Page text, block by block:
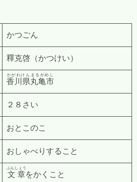
かつごん
釋克啓（かつけい）
香川県
かがわけん
丸亀市
まるがめし
２８さい
おとこのこ
おしゃべりすること
文章
ぶんしょう
をかくこと